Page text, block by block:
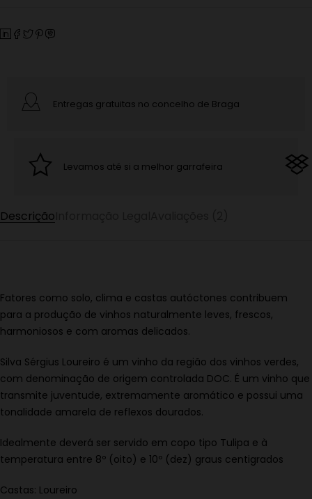
Entregas gratuitas no concelho de Braga
Levamos até si a melhor garrafeira
Descrição
Fatores como solo, clima e castas autóctones contribuem
para a produção de vinhos naturalmente leves, frescos,
harmoniosos e com aromas delicados.
Silva Sérgius Loureiro é um vinho da região dos vinhos verdes,
com denominação de origem controlada DOC. É um vinho que
transmite juventude, extremamente aromático e possui uma
tonalidade amarela de reflexos dourados.
Idealmente deverá ser servido em copo tipo Tulipa e à
temperatura entre 8º (oito) e 10º (dez) graus centigrados
Castas: Loureiro